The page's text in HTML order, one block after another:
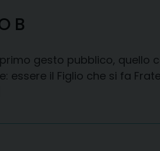
B
gesto pubblico, quello
essere il Figlio che si fa